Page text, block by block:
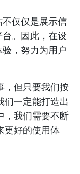
仅仅是展示信
。因此，在设
，努力为用户
，但只要我们按
们一定能打造出
，我们需要不断
更好的使用体